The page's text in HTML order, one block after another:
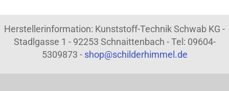
Herstellerinformation: Kunststoff-Technik Schwab KG -
Stadlgasse 1 - 92253 Schnaittenbach - Tel: 09604-
5309873 - shop@schilderhimmel.de